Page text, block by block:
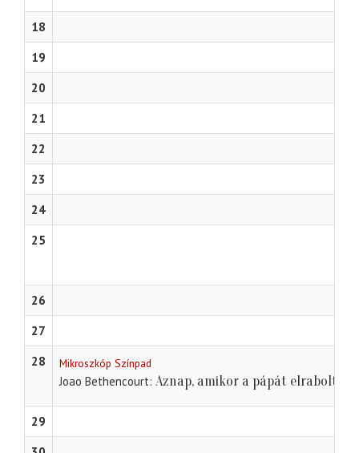
18
19
20
21
22
23
24
25
26
27
28
Mikroszkóp Színpad
Joao Bethencourt Aznap, amikor a pápát elrabolták
29